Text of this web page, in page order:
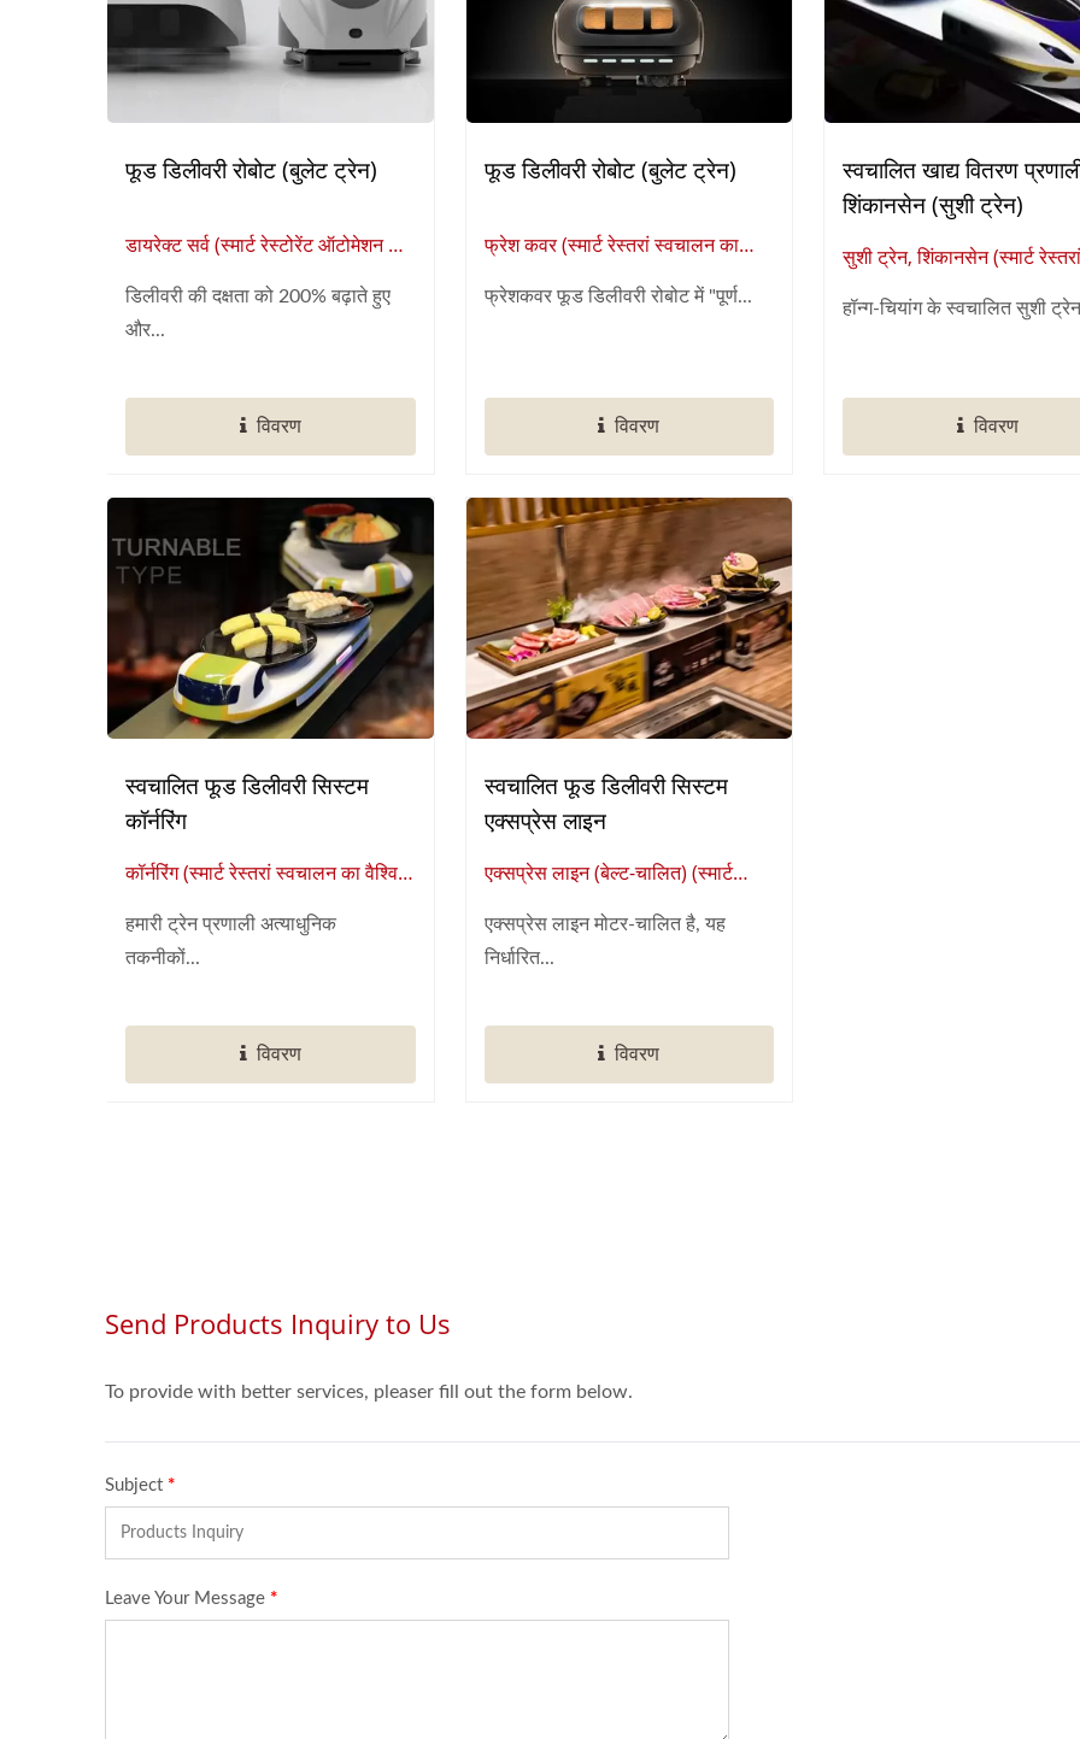
फूड डिलीवरी रोबोट (बुलेट ट्रेन)
डायरेक्ट सर्व (स्मार्ट रेस्टोरेंट ऑटोमेशन का
डिलीवरी की दक्षता को 200% बढ़ाते हुए
और...
विवरण
फूड डिलीवरी रोबोट (बुलेट ट्रेन)
फ्रेश कवर (स्मार्ट रेस्तरां स्वचालन का
वैश्विक आपूर्तिकर्ता)
फ्रेशकवर फूड डिलीवरी रोबोट में "पूर्ण...
विवरण
स्वचालित खाद्य वितरण
शिंकानसेन (सुशी ट्रेन)
सुशी ट्रेन, शिंकानसेन (स्मार्ट रेस्तरां
स्वचालन का वैश्विक आपूर्तिकर्ता)
हॉन्ग-चियांग के स्वचालित सुशी
विवरण
स्वचालित फूड डिलीवरी सिस्टम
कॉर्नरिंग
कॉर्नरिंग (स्मार्ट रेस्तरां स्वचालन का वैश्विक
आपूर्तिकर्ता)
हमारी ट्रेन प्रणाली अत्याधुनिक
तकनीकों...
विवरण
स्वचालित फूड डिलीवरी सिस्टम
एक्सप्रेस लाइन
एक्सप्रेस लाइन (बेल्ट-चालित) (स्मार्ट
रेस्टोरेंट ऑटोमेशन का वैश्विक आपूर्तिकर्ता)
एक्सप्रेस लाइन मोटर-चालित है, यह
निर्धारित...
विवरण